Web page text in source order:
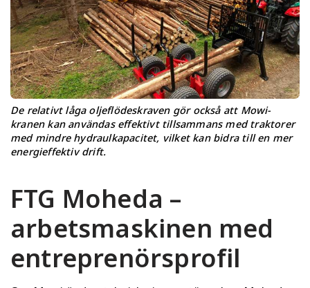
De relativt låga oljeflödeskraven gör också att Mowi-
kranen kan användas effektivt tillsammans med traktorer
med mindre hydraulkapacitet, vilket kan bidra till en mer
energieffektiv drift.
FTG Moheda –
arbetsmaskinen med
entreprenörsprofil